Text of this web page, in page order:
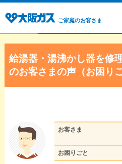
ご家庭のお客さま
給湯器・湯沸かし器を修
のお客さまの声（お困り
お客さま
お困りごと